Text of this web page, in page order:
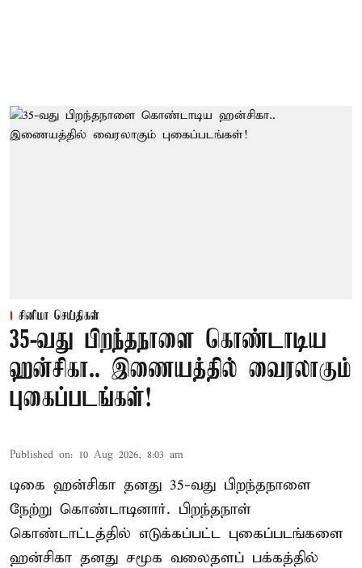
சினிமா செய்திகள்
35-வது பிறந்தநாளை கொண்டாடிய
ஹன்சிகா.. இணையத்தில் வைரலாகும்
புகைப்படங்கள்!
Published on: 10 Aug 2026, 8:03 am
டிகை ஹன்சிகா தனது 35-வது பிறந்தநாளை
நேற்று கொண்டாடினார். பிறந்தநாள்
கொண்டாட்டத்தில் எடுக்கப்பட்ட புகைப்படங்களை
ஹன்சிகா தனது சமூக வலைதளப் பக்கத்தில்